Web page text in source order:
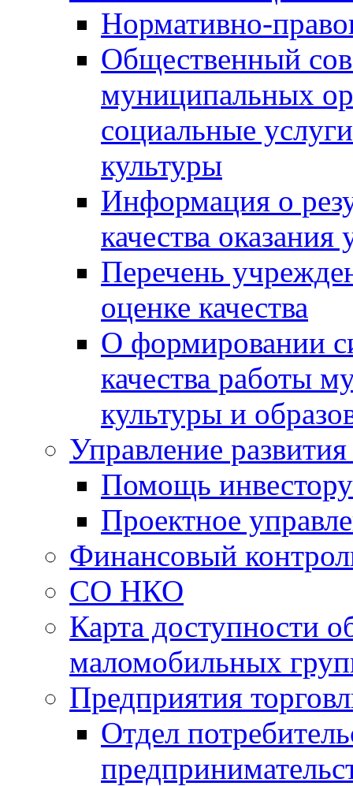
Нормативно-
Общественный
муниципальных
социальные
культуры
Информация о
качества оказания
Перечень
оценке качества
О формировании
качества работы
культуры и
Управление
Помощь инвестору
Проектное
Финансовый
СО НКО
Карта доступности
маломобильных
Предприятия
Отдел